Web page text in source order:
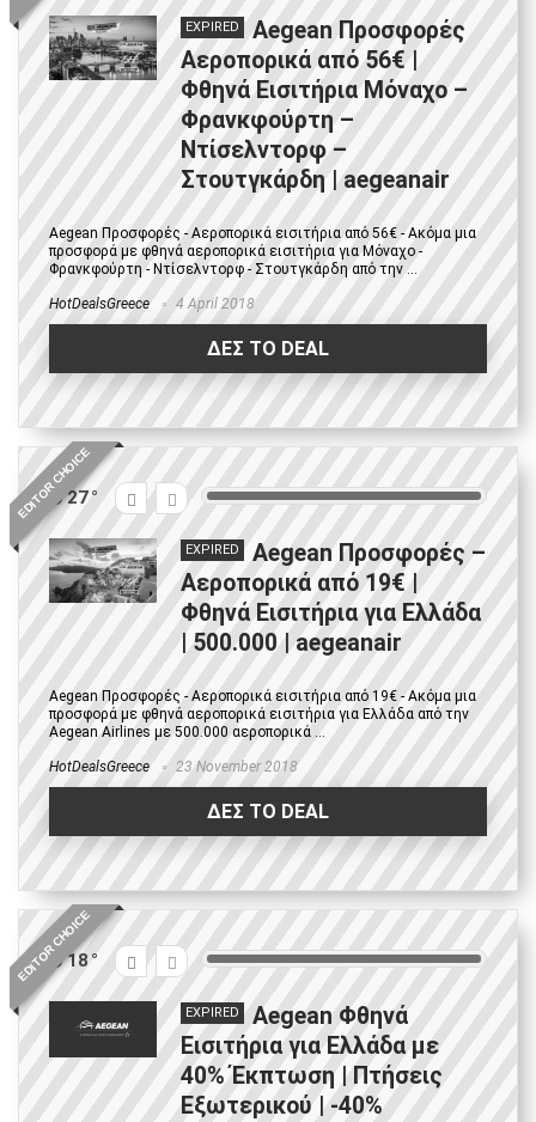
EXPIRED
Aegean Προσφορές
Αεροπορικά από 56€ |
Φθηνά Εισιτήρια Μόναχο –
Φρανκφούρτη –
Ντίσελντορφ –
Στουτγκάρδη | aegeanair
Aegean Προσφορές - Αεροπορικά εισιτήρια από 56€ - Ακόμα μια
προσφορά με φθηνά αεροπορικά εισιτήρια για Μόναχο -
Φρανκφούρτη - Ντίσελντορφ - Στουτγκάρδη από την ...
HotDealsGreece 4 April 2018
ΔΕΣ ΤΟ DEAL
EDITOR CHOICE
27
EXPIRED
Aegean Προσφορές –
Αεροπορικά από 19€ |
Φθηνά Εισιτήρια για Ελλάδα
| 500.000 | aegeanair
Aegean Προσφορές - Αεροπορικά εισιτήρια από 19€ - Ακόμα μια
προσφορά με φθηνά αεροπορικά εισιτήρια για Ελλάδα από την
Aegean Airlines με 500.000 αεροπορικά ...
HotDealsGreece 23 November 2018
ΔΕΣ ΤΟ DEAL
EDITOR CHOICE
18
EXPIRED
Aegean Φθηνά
Εισιτήρια για Ελλάδα με
40% Έκπτωση | Πτήσεις
Εξωτερικού | -40%